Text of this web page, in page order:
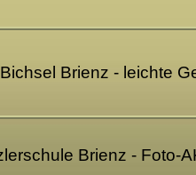
Brienz - leichte
Brienz - Foto-